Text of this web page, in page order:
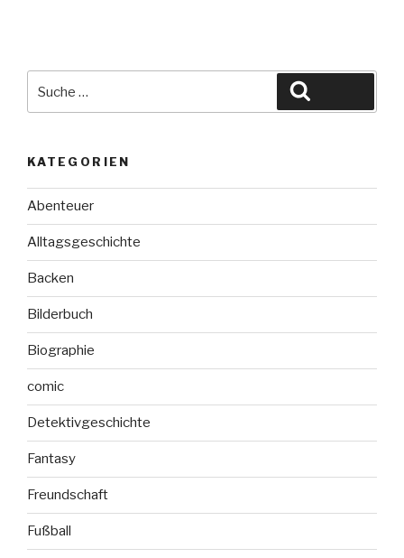
nach:
KATEGORIEN
Abenteuer
Alltagsgeschichte
Backen
Bilderbuch
Biographie
comic
Detektivgeschichte
Fantasy
Freundschaft
Fußball